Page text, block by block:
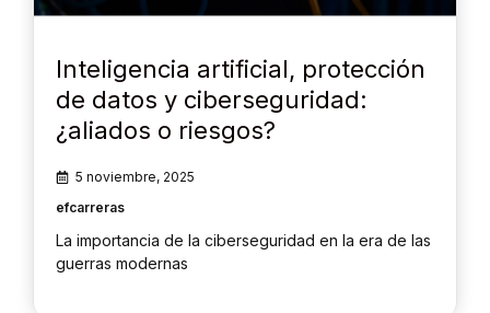
Inteligencia artificial, protección
de datos y ciberseguridad:
¿aliados o riesgos?
5 noviembre, 2025
efcarreras
La importancia de la ciberseguridad en la era de las
guerras modernas